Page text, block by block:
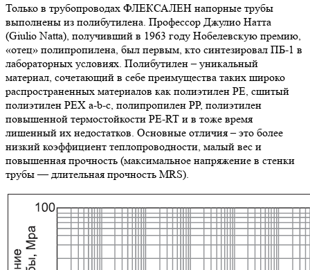
Только в трубопроводах ФЛЕКСАЛЕН напорные трубы
выполнены из полибутилена. Профессор Джулио Натта
(Giulio Natta), получивший в 1963 году Нобелевскую премию,
«отец» полипропилена, был первым, кто синтезировал ПБ-1 в
лабораторных условиях. Полибутилен – уникальный
материал, сочетающий в себе преимущества таких широко
распространенных материалов как полиэтилен PE, сшитый
полиэтилен PEX a-b-c, полипропилен PP, полиэтилен
повышенной термостойкости PE-RT и в тоже время
лишенный их недостатков. Основные отличия – это более
низкий коэффициент теплопроводности, малый вес и
повышенная прочность (максимальное напряжение в стенки
трубы — длительная прочность MRS).